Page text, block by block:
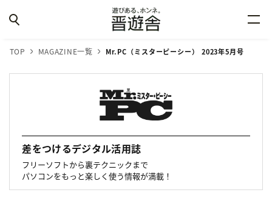
TOP MAGAZINE一覧 Mr.PC（ミスターピーシー） 2023年5月号
差をつけるデジタル活用誌
フリーソフトから裏テクニックまで
パソコンをもっと楽しく使う情報が満載！